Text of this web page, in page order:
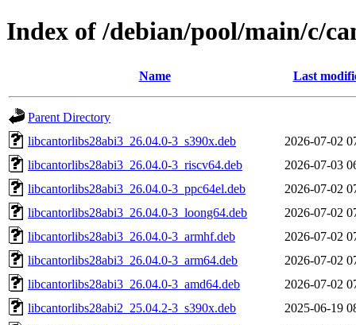
Index of /debian/pool/main/c/
Name Last
Parent Directory
libcantorlibs28abi3_26.04.0-3_s390x.deb
2026-07-02
libcantorlibs28abi3_26.04.0-3_riscv64.deb
2026-07-03
libcantorlibs28abi3_26.04.0-3_ppc64el.deb
2026-07-02
libcantorlibs28abi3_26.04.0-3_loong64.deb
2026-07-02
libcantorlibs28abi3_26.04.0-3_armhf.deb
2026-07-02
libcantorlibs28abi3_26.04.0-3_arm64.deb
2026-07-02
libcantorlibs28abi3_26.04.0-3_amd64.deb
2026-07-02
libcantorlibs28abi2_25.04.2-3_s390x.deb
2025-06-19